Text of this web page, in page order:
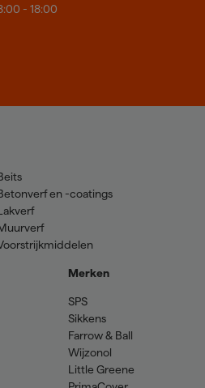
- 18:00
en -coatings
Merken
SPS
Sikkens
Farrow & Ball
Wijzonol
Little Greene